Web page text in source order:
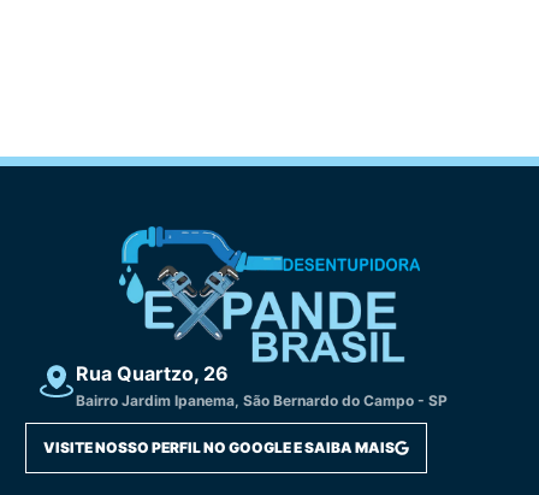
Rua Quartzo, 26
Bairro Jardim Ipanema, São Bernardo do Campo - SP
VISITE NOSSO PERFIL NO GOOGLE E SAIBA MAIS